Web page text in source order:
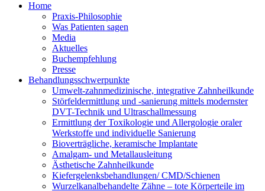
Home
Praxis-Philosophie
Was Patienten sagen
Media
Aktuelles
Buchempfehlung
Presse
Behandlungsschwerpunkte
Umwelt-zahnmedizinische, integrative Zahnheilkunde
Störfeldermittlung und -sanierung mittels modernster
DVT-Technik und Ultraschallmessung
Ermittlung der Toxikologie und Allergologie oraler
Werkstoffe und individuelle Sanierung
Bioverträgliche, keramische Implantate
Amalgam- und Metallausleitung
Ästhetische Zahnheilkunde
Kiefergelenksbehandlungen/ CMD/Schienen
Wurzelkanalbehandelte Zähne – tote Körperteile im